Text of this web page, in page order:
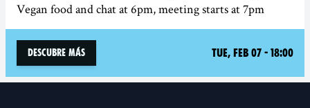
Vegan food and chat at 6pm, meeting starts at 7pm
Descubre más Tue, Feb 07 - 18:00